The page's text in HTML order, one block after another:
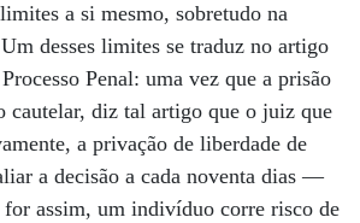
a si mesmo, sobretudo na
desses limites se traduz no artigo
Penal: uma vez que a prisão
cautelar, diz tal artigo que o juiz que
a privação de liberdade de
a decisão a cada noventa dias —
for assim, um indivíduo corre risco de